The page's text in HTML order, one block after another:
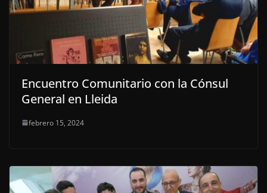
Encuentro Comunitario con la Cónsul
General en Lleida
febrero 15, 2024